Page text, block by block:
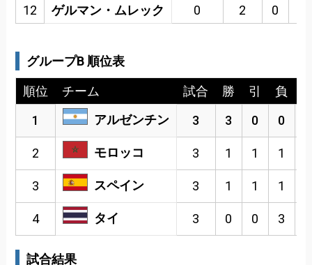
12
ゲルマン・ムレック 0 2 0
グループB 順位表
順位 チーム 試合 勝 引 負
1
アルゼンチン 3 3 0 0
2 モロッコ 3 1 1 1
3 スペイン 3 1 1 1
4 タイ 3 0 0 3
試合結果